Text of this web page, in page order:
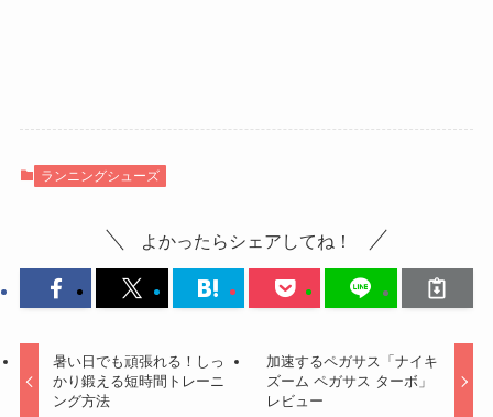
ランニングシューズ
よかったらシェアしてね！
暑い日でも頑張れる！しっ
かり鍛える短時間トレーニ
ング方法
加速するペガサス「ナイキ
ズーム ペガサス ターボ」
レビュー